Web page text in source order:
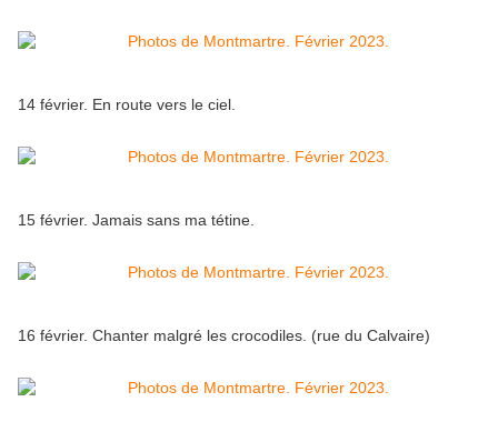
14 février. En route vers le ciel.
15 février. Jamais sans ma tétine.
16 février. Chanter malgré les crocodiles. (rue du Calvaire)